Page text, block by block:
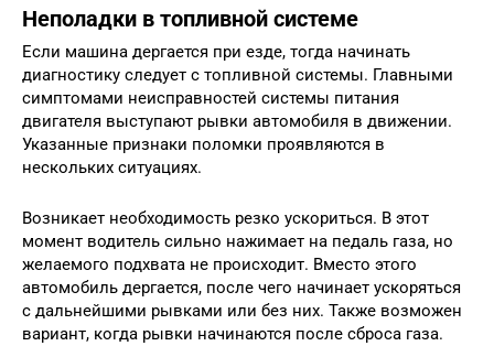
Неполадки в топливной системе
Если машина дергается при езде, тогда начинать
диагностику следует с топливной системы. Главными
симптомами неисправностей системы питания
двигателя выступают рывки автомобиля в движении.
Указанные признаки поломки проявляются в
нескольких ситуациях.
Возникает необходимость резко ускориться. В этот
момент водитель сильно нажимает на педаль газа, но
желаемого подхвата не происходит. Вместо этого
автомобиль дергается, после чего начинает ускоряться
с дальнейшими рывками или без них. Также возможен
вариант, когда рывки начинаются после сброса газа.